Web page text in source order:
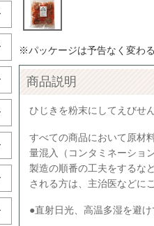
※パッケージは予告なく変わ
商品説明
ひじきを粉末にしてえびせ
すべての商品において原材
量混入（コンタミネーショ
製造の順番の工夫をするな
される方は、主治医などに
●直射日光、高温多湿を避け